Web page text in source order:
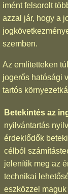
imént felsorolt
azzal jár, hogy a
szemben.
Az említetteken
jogerős hatósági
tartós
Betekintés az
nyilvántartás
érdeklődők
célból
jelenítik meg az
technikai
eszközzel